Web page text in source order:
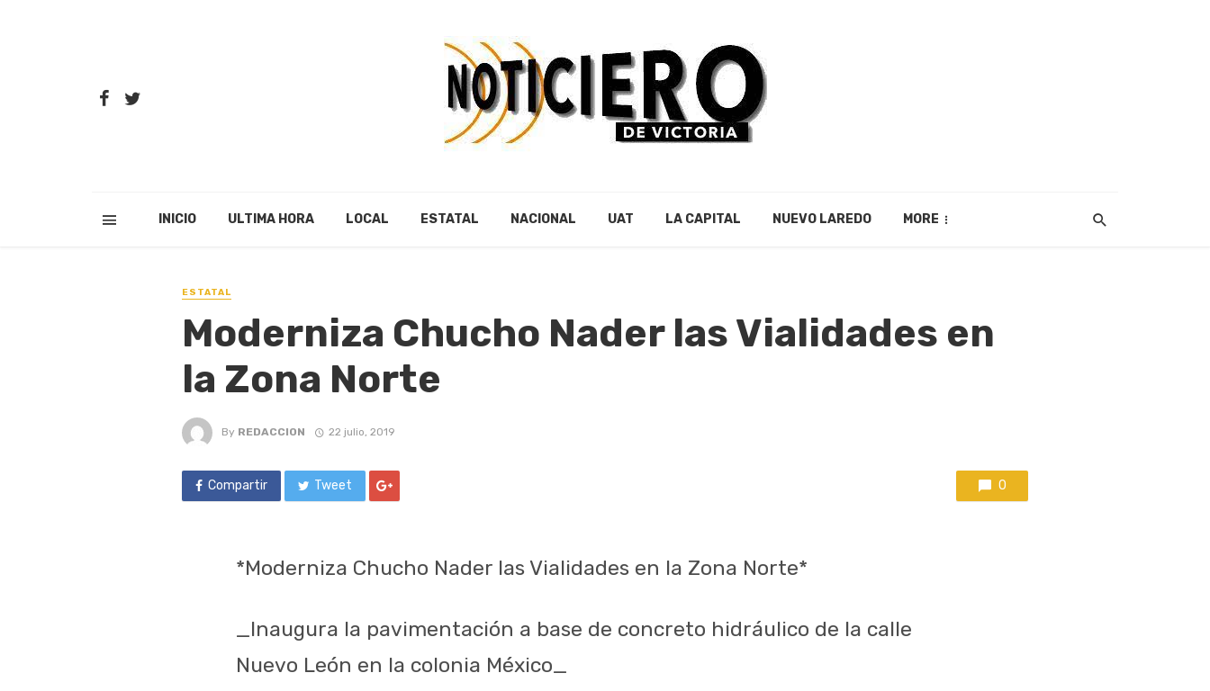
INICIO ULTIMA HORA LOCAL ESTATAL NACIONAL UAT LA CAPITAL NUEVO LAREDO MORE
ESTATAL
Moderniza Chucho Nader las Vialidades en
la Zona Norte
By REDACCION 22 julio, 2019
Compartir Tweet 0
*Moderniza Chucho Nader las Vialidades en la Zona Norte*
_Inaugura la pavimentación a base de concreto hidráulico de la calle
Nuevo León en la colonia México_